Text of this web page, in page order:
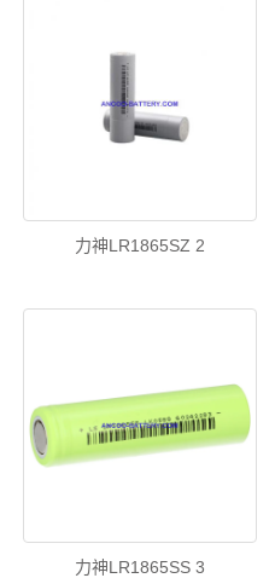
力神LR1865SZ 2
力神LR1865SS 3